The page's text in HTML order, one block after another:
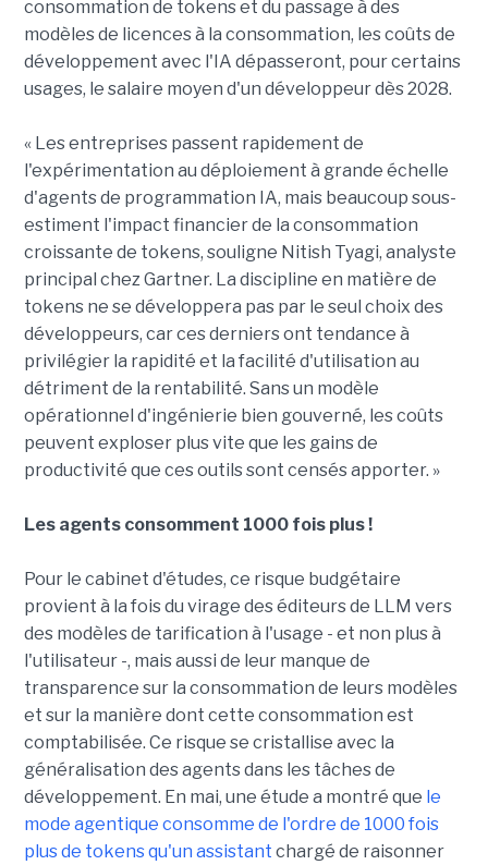
consommation de tokens et du passage à des
modèles de licences à la consommation, les coûts de
développement avec l'IA dépasseront, pour certains
usages, le salaire moyen d'un développeur dès 2028.
« Les entreprises passent rapidement de
l'expérimentation au déploiement à grande échelle
d'agents de programmation IA, mais beaucoup sous-
estiment l'impact financier de la consommation
croissante de tokens, souligne Nitish Tyagi, analyste
principal chez Gartner. La discipline en matière de
tokens ne se développera pas par le seul choix des
développeurs, car ces derniers ont tendance à
privilégier la rapidité et la facilité d'utilisation au
détriment de la rentabilité. Sans un modèle
opérationnel d'ingénierie bien gouverné, les coûts
peuvent exploser plus vite que les gains de
productivité que ces outils sont censés apporter. »
Les agents consomment 1000 fois plus !
Pour le cabinet d'études, ce risque budgétaire
provient à la fois du virage des éditeurs de LLM vers
des modèles de tarification à l'usage - et non plus à
l'utilisateur -, mais aussi de leur manque de
transparence sur la consommation de leurs modèles
et sur la manière dont cette consommation est
comptabilisée. Ce risque se cristallise avec la
généralisation des agents dans les tâches de
développement. En mai, une étude a montré que le
mode agentique consomme de l'ordre de 1000 fois
plus de tokens qu'un assistant chargé de raisonner